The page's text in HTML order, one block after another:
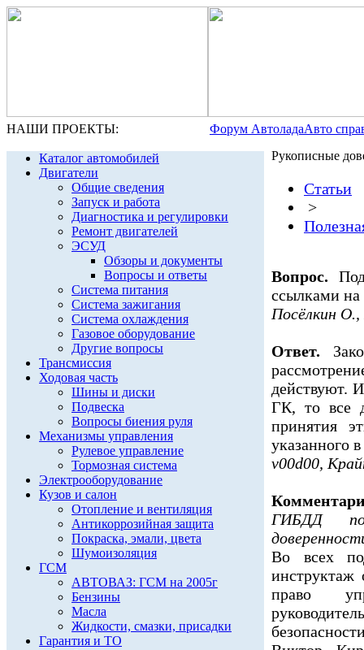
НАШИ ПРОЕКТЫ: Форум АвтоладаАвто
Каталог автомобилей
Двигатели
Общие сведения
Запуск и работа
Диагностика и регулировки
Ремонт двигателей
ЭСУД
Обзоры и документы
Вопросы и ответы
Система питания
Система зажигания
Система охлаждения
Газовое оборудование
Другие вопросы
Трансмиссия
Ходовая часть
Шины и диски
Подвеска
Вопросы биения руля
Механизмы управления
Рулевое управление
Тормозная система
Электрооборудование
Кузов и салон
Отопление и вентиляция
Антикоррозийная защита
Покраска, эмали, цвета
Шумоизоляция
ГСМ
АВТОВАЗ: ГСМ на 2005г
Бензины
Масла
Жидкости, смазки, присадки
Гарантия и ТО
Рукописные
Статьи
>
Вопрос.
ссылками на
Посёлкин
Ответ.
действуют.
ГК, то все
принятия
указанного
v00d00,
ГИБДД
Во всех
инструктаж
право